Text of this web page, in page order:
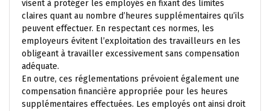
visent à protéger les employés en fixant des limites
claires quant au nombre d’heures supplémentaires qu’ils
peuvent effectuer. En respectant ces normes, les
employeurs évitent l’exploitation des travailleurs en les
obligeant à travailler excessivement sans compensation
adéquate.
En outre, ces réglementations prévoient également une
compensation financière appropriée pour les heures
supplémentaires effectuées. Les employés ont ainsi droit